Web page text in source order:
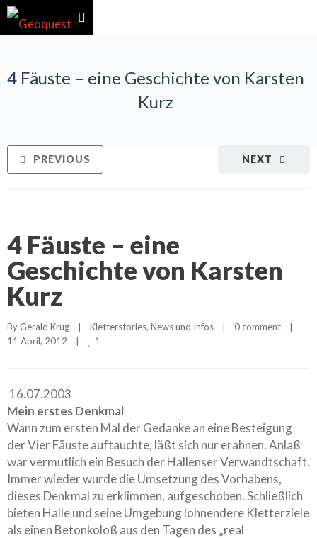
4 Fäuste – eine Geschichte von Karsten
Kurz
NEXT
PREVIOUS
4 Fäuste – eine
Geschichte von Karsten
Kurz
By Gerald Krug Kletterstories, News und Infos 0 comment
11 April, 2012
1
16.07.2003
Mein erstes Denkmal
Wann zum ersten Mal der Gedanke an eine Besteigung
der Vier Fäuste auftauchte, läßt sich nur erahnen. Anlaß
war vermutlich ein Besuch der Hallenser Verwandtschaft.
Immer wieder wurde die Umsetzung des Vorhabens,
dieses Denkmal zu erklimmen, aufgeschoben. Schließlich
bieten Halle und seine Umgebung lohnendere Kletterziele
als einen Betonkoloß aus den Tagen des „real